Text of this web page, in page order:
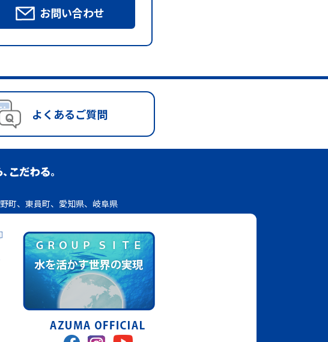
お問い合わせ
よくあるご質問
町、東員町、愛知県、岐阜県